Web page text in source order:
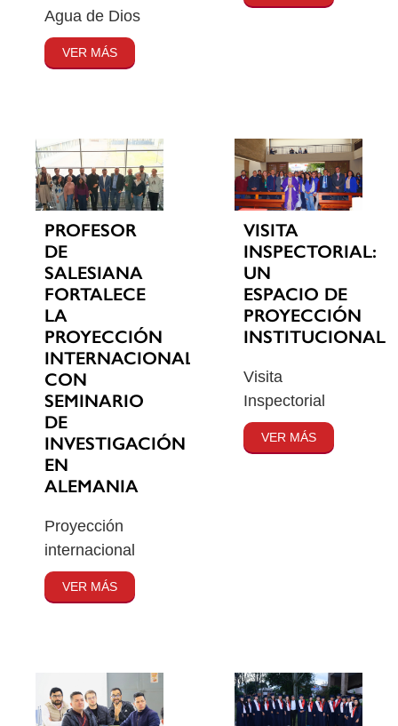
Agua de Dios
VER MÁS
PROFESOR
DE
SALESIANA
FORTALECE
LA
PROYECCIÓN
INTERNACIONAL
CON
SEMINARIO
DE
INVESTIGACIÓN
EN
ALEMANIA
Proyección
internacional
VER MÁS
VISITA
INSPECTORIAL:
UN
ESPACIO DE
PROYECCIÓN
INSTITUCIONAL
Visita
Inspectorial
VER MÁS